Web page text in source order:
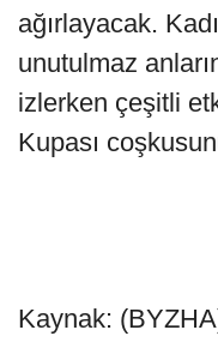
ağırlayacak.
unutulmaz
izlerken çeşitli
Kupası
Kaynak: